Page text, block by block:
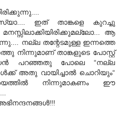
ഇത് താങ്കളെ കുറച്ചു
ആ
നല്ല തന്റേടമുള്ള ഇന്നത്തെ
നിന്നുമാണ് താങ്കളുടെ പോസ്റ്റ്
പറഞ്ഞതു പോലെ “നല്ല
അതു വായിച്ചാല്‍ ചൊറിയും“
നിന്നുമാകണം ഈ